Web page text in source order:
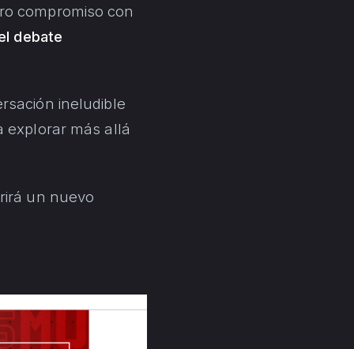
compromiso con
debate
ineludible
explorar más allá
un nuevo